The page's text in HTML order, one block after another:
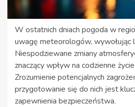
W ostatnich dniach pogoda w
uwagę meteorologów, wywołując
Niespodziewane zmiany
znaczący wpływ na codzienne
Zrozumienie potencjalnych
przygotowanie się do nich jest
zapewnienia bezpieczeństwa.